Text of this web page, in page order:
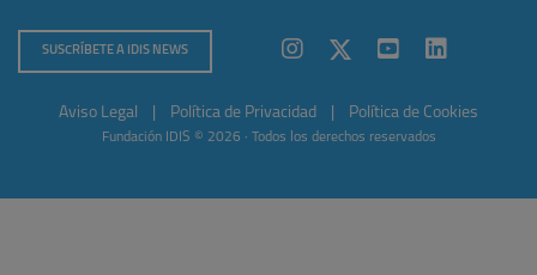
SUSCRÍBETE A IDIS NEWS
Aviso Legal Política de Privacidad Política de Cookies
Fundación IDIS © 2026 · Todos los derechos reservados